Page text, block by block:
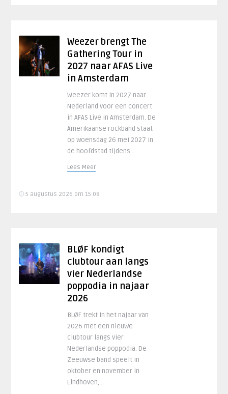
Weezer brengt The
Gathering Tour in
2027 naar AFAS Live
in Amsterdam
Weezer komt in 2027 naar
Nederland voor een concert
in AFAS Live in Amsterdam. De
Amerikaanse rockband staat
op woensdag 26 mei 2027 in
de hoofdstad tijdens ..
Lees Meer
5 augustus 2026 om 15:08
BLØF kondigt
clubtour aan langs
vier Nederlandse
poppodia in najaar
2026
BLØF trekt in het najaar van
2026 met een nieuwe
clubtour langs vier
Nederlandse poppodia. De
Zeeuwse band speelt in
oktober en november in
Eindhoven, ..